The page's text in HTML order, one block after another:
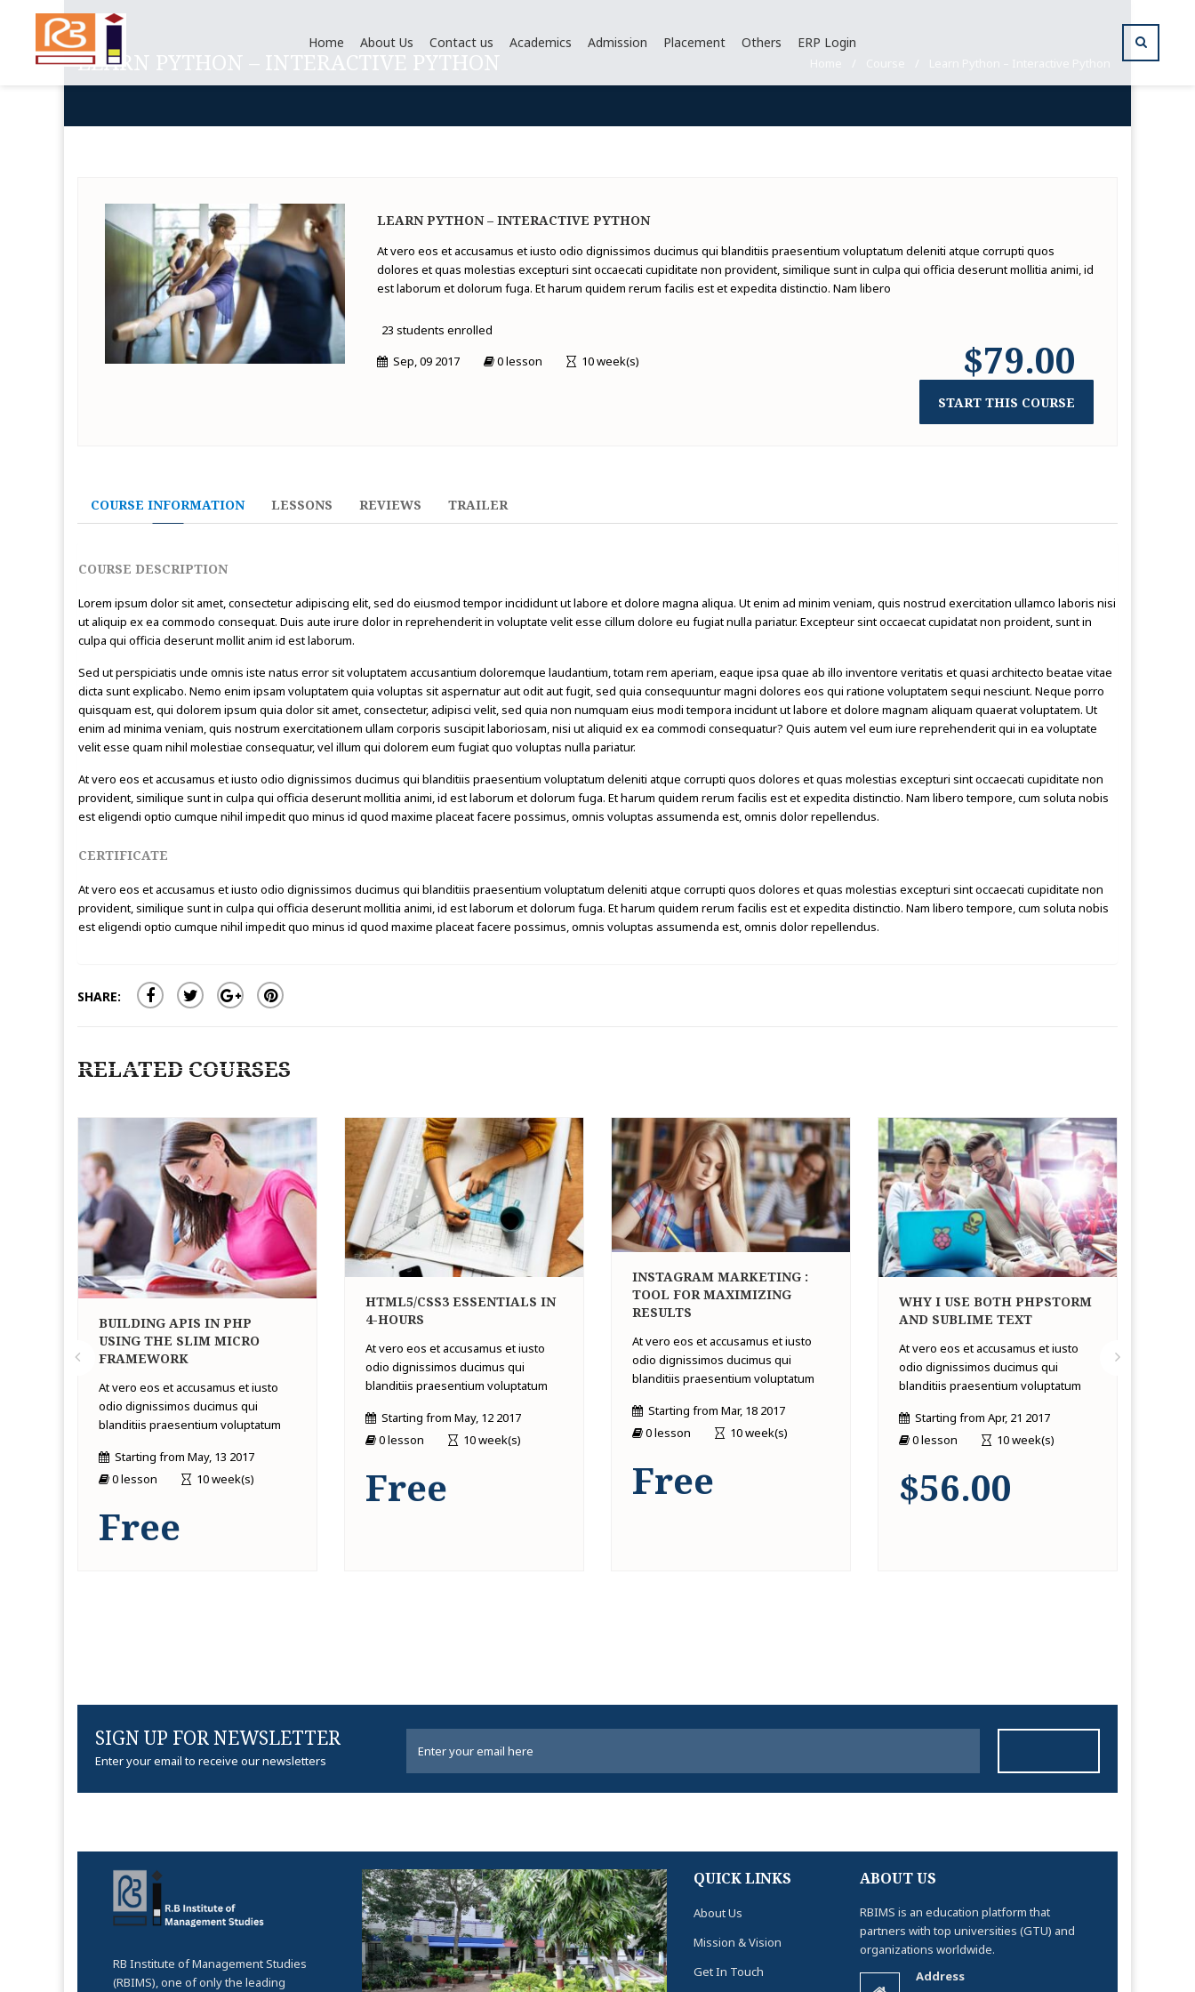
Home About Us Contact us Academics Admission Placement Others ERP Login
LEARN PYTHON – INTERACTIVE PYTHON / /
LEARN PYTHON – INTERACTIVE PYTHON
At vero eos et accusamus et iusto odio dignissimos ducimus qui blanditiis praesentium voluptatum deleniti atque corrupti quos
dolores et quas molestias excepturi sint occaecati cupiditate non provident, similique sunt in culpa qui officia deserunt mollitia animi, id
est laborum et dolorum fuga. Et harum quidem rerum facilis est et expedita distinctio. Nam libero
23 students enrolled
Sep, 09 2017
0 lesson 10 week(s) $79.00
START THIS COURSE
COURSE INFORMATION LESSONS REVIEWS TRAILER
COURSE DESCRIPTION
Lorem ipsum dolor sit amet, consectetur adipiscing elit, sed do eiusmod tempor incididunt ut labore et dolore magna aliqua. Ut enim ad minim veniam, quis nostrud exercitation ullamco laboris nisi
ut aliquip ex ea commodo consequat. Duis aute irure dolor in reprehenderit in voluptate velit esse cillum dolore eu fugiat nulla pariatur. Excepteur sint occaecat cupidatat non proident, sunt in
culpa qui officia deserunt mollit anim id est laborum.
Sed ut perspiciatis unde omnis iste natus error sit voluptatem accusantium doloremque laudantium, totam rem aperiam, eaque ipsa quae ab illo inventore veritatis et quasi architecto beatae vitae
dicta sunt explicabo. Nemo enim ipsam voluptatem quia voluptas sit aspernatur aut odit aut fugit, sed quia consequuntur magni dolores eos qui ratione voluptatem sequi nesciunt. Neque porro
quisquam est, qui dolorem ipsum quia dolor sit amet, consectetur, adipisci velit, sed quia non numquam eius modi tempora incidunt ut labore et dolore magnam aliquam quaerat voluptatem. Ut
enim ad minima veniam, quis nostrum exercitationem ullam corporis suscipit laboriosam, nisi ut aliquid ex ea commodi consequatur? Quis autem vel eum iure reprehenderit qui in ea voluptate
velit esse quam nihil molestiae consequatur, vel illum qui dolorem eum fugiat quo voluptas nulla pariatur.
At vero eos et accusamus et iusto odio dignissimos ducimus qui blanditiis praesentium voluptatum deleniti atque corrupti quos dolores et quas molestias excepturi sint occaecati cupiditate non
provident, similique sunt in culpa qui officia deserunt mollitia animi, id est laborum et dolorum fuga. Et harum quidem rerum facilis est et expedita distinctio. Nam libero tempore, cum soluta nobis
est eligendi optio cumque nihil impedit quo minus id quod maxime placeat facere possimus, omnis voluptas assumenda est, omnis dolor repellendus.
CERTIFICATE
At vero eos et accusamus et iusto odio dignissimos ducimus qui blanditiis praesentium voluptatum deleniti atque corrupti quos dolores et quas molestias excepturi sint occaecati cupiditate non
provident, similique sunt in culpa qui officia deserunt mollitia animi, id est laborum et dolorum fuga. Et harum quidem rerum facilis est et expedita distinctio. Nam libero tempore, cum soluta nobis
est eligendi optio cumque nihil impedit quo minus id quod maxime placeat facere possimus, omnis voluptas assumenda est, omnis dolor repellendus.
SHARE:
RELATED COURSES
BUILDING APIS IN PHP
USING THE SLIM MICRO
FRAMEWORK
At vero eos et accusamus et iusto
odio dignissimos ducimus qui
blanditiis praesentium voluptatum
Starting from May, 13 2017
0 lesson
10 week(s)
Free
HTML5/CSS3 ESSENTIALS IN
4-HOURS
At vero eos et accusamus et iusto
odio dignissimos ducimus qui
blanditiis praesentium voluptatum
Starting from May, 12 2017
0 lesson
10 week(s)
Free
INSTAGRAM MARKETING :
TOOL FOR MAXIMIZING
RESULTS
At vero eos et accusamus et iusto
odio dignissimos ducimus qui
blanditiis praesentium voluptatum
Starting from Mar, 18 2017
0 lesson
10 week(s)
Free
WHY I USE BOTH PHPSTORM
AND SUBLIME TEXT
At vero eos et accusamus et iusto
odio dignissimos ducimus qui
blanditiis praesentium voluptatum
Starting from Apr, 21 2017
0 lesson
10 week(s)
$56.00
SIGN UP FOR NEWSLETTER
Enter your email to receive our newsletters
RB Institute of Management Studies
(RBIMS), one of only the leading
QUICK LINKS
About Us
Mission & Vision
Get In Touch
ABOUT US
RBIMS is an education platform that
partners with top universities (GTU) and
organizations worldwide.
Address